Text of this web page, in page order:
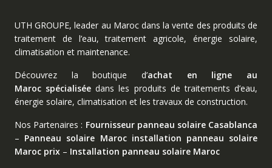
page
du
produit
UTH GROUPE, leader au Maroc dans la vente des produits de
traitement de l’eau, traitement agricole, énergie solaire,
climatisation et maintenance.
Découvrez la boutique d’achat en ligne au
Maroc spécialiséedans les produits de traitements d’eau,
énergie solaire, climatisation et les travaux de construction.
Nos Partenaires : Fournisseur panneau solaire Casablanca
– Panneau solaire Maroc installation panneau solaire
Maroc prix– Installation panneau solaire Maroc